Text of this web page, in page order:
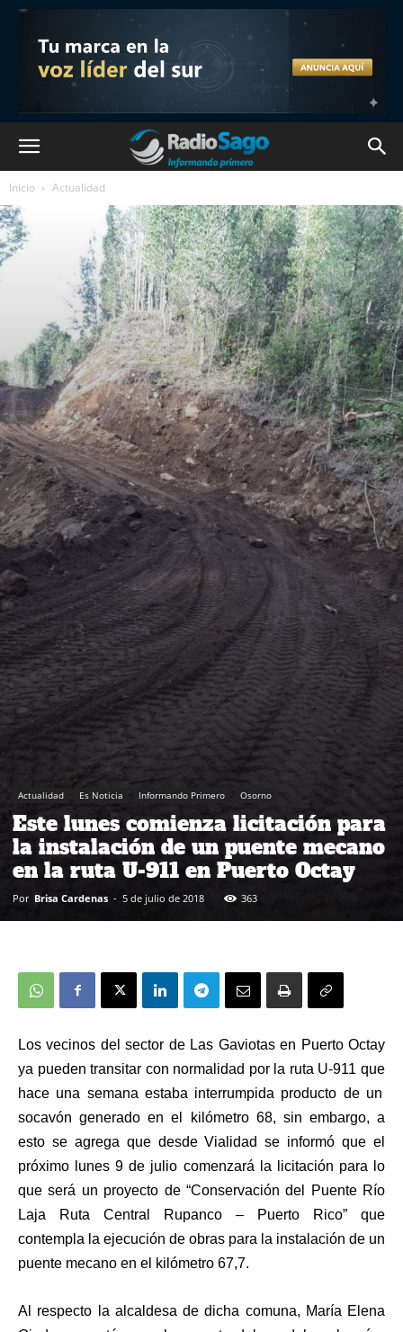
Inicio Actualidad
Actualidad Es Noticia Informando Primero Osorno
Este lunes comienza licitación para
la instalación de un puente mecano
en la ruta U-911 en Puerto Octay
Por Brisa Cardenas - 5 de julio de 2018 363
Los vecinos del sector de Las Gaviotas en Puerto Octay
ya pueden transitar con normalidad por la ruta U-911 que
hace una semana estaba interrumpida producto de un
socavón generado en el kilómetro 68, sin embargo, a
esto se agrega que desde Vialidad se informó que el
próximo lunes 9 de julio comenzará la licitación para lo
que será un proyecto de “Conservación del Puente Río
Laja Ruta Central Rupanco – Puerto Rico” que
contempla la ejecución de obras para la instalación de un
puente mecano en el kilómetro 67,7.
Al respecto la alcaldesa de dicha comuna, María Elena